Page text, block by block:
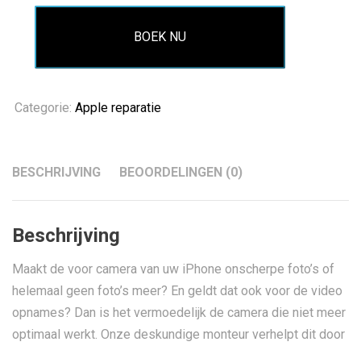
BOEK NU
Categorie: Apple reparatie
BESCHRIJVING BEOORDELINGEN (0)
Beschrijving
Maakt de voor camera van uw iPhone onscherpe foto’s of
helemaal geen foto’s meer? En geldt dat ook voor de video
opnames? Dan is het vermoedelijk de camera die niet meer
optimaal werkt. Onze deskundige monteur verhelpt dit door